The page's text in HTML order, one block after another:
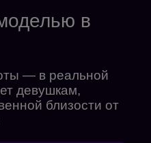
в
— в реальной
девушкам,
близости от